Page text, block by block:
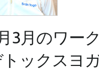
3月のワー
ックスヨ